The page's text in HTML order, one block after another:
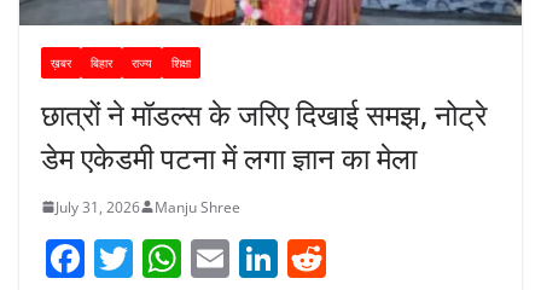
ख़बर बिहार राज्य शिक्षा
छात्रों ने मॉडल्स के जरिए दिखाई समझ, नोट्रे
डेम एकेडमी पटना में लगा ज्ञान का मेला
July 31, 2026 Manju Shree
F T W E Li